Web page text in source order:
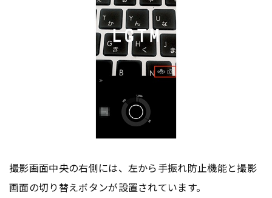
撮影画面中央の右側には、左から手振れ防止機能と撮影
画面の切り替えボタンが設置されています。